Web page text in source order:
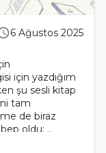
6 Ağustos 2025
için yazdığım
şu sesli kitap
tam
de biraz
oldu: ..